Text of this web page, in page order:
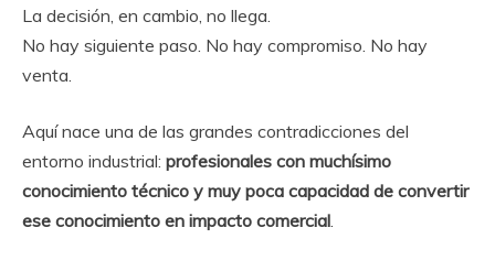
La decisión, en cambio, no llega.
No hay siguiente paso. No hay compromiso. No hay
venta.
Aquí nace una de las grandes contradicciones del
entorno industrial: profesionales con muchísimo
conocimiento técnico y muy poca capacidad de convertir
ese conocimiento en impacto comercial.